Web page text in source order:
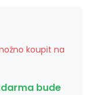
koupit na
bude